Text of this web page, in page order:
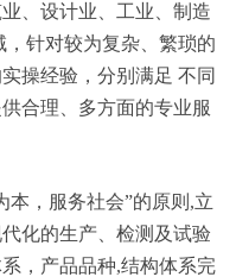
、设计业、工业、制造
针对较为复杂、繁琐的
操经验，分别满足 不同
合理、多方面的专业服
本，服务社会”的原则,立
化的生产、检测及试验
，产品品种,结构体系完